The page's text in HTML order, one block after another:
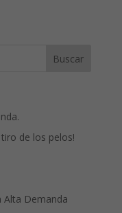
de los pelos!
Alta Demanda